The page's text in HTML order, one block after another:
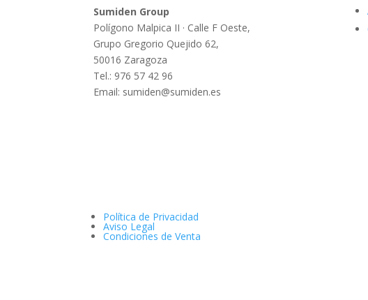
Sumiden Group
Polígono Malpica II · Calle F Oeste,
Grupo Gregorio Quejido 62,
50016 Zaragoza
Tel.: 976 57 42 96
Email: sumiden@sumiden.es
Política de Privacidad
Aviso Legal
Condiciones de Venta